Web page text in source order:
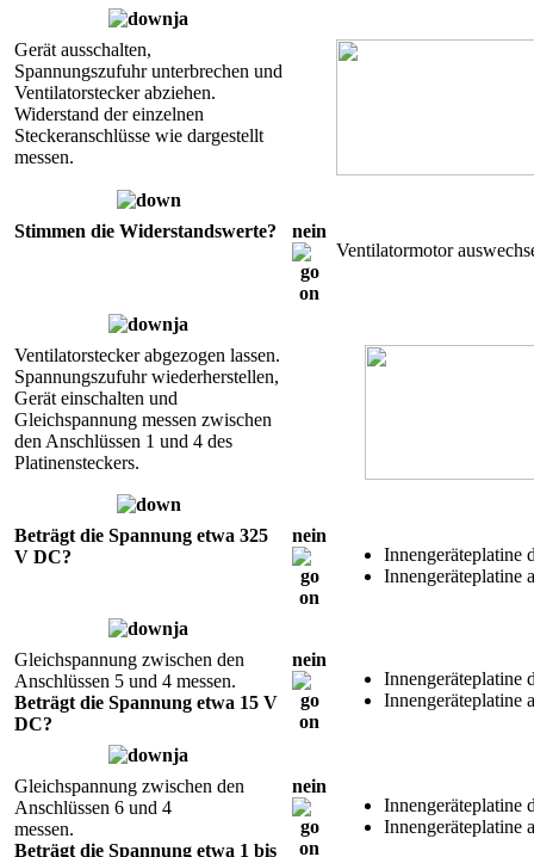
ja
Gerät ausschalten,
Spannungszufuhr unterbrechen und
Ventilatorstecker abziehen.
Widerstand der einzelnen
Steckeranschlüsse wie dargestellt
messen.
Stimmen die Widerstandswerte?
nein
Ventilatormotor
ja
Ventilatorstecker abgezogen lassen.
Spannungszufuhr wiederherstellen,
Gerät einschalten und
Gleichspannung messen zwischen
den Anschlüssen 1 und 4 des
Platinensteckers.
Beträgt die Spannung etwa 325
V DC?
nein
Innengeräteplatine
Innengeräteplatine
ja
Gleichspannung zwischen den
Anschlüssen 5 und 4 messen.
Beträgt die Spannung etwa 15 V
DC?
nein
Innengeräteplatine
Innengeräteplatine
ja
Gleichspannung zwischen den
Anschlüssen 6 und 4
messen.
Beträgt die Spannung etwa 1 bis
nein
Innengeräteplatine
Innengeräteplatine